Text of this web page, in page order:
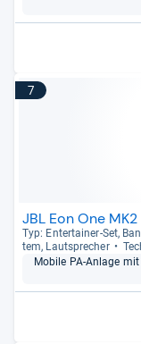
7
JBL Eon One MK2
Typ: Enter­tai­ner-​Set,
tem, Laut­spre­cher
Mobile PA-​Anlage